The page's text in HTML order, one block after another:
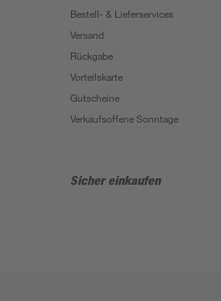
Bestell- & Lieferservices
Versand
Rückgabe
Vorteilskarte
Gutscheine
Verkaufsoffene Sonntage
Sicher einkaufen